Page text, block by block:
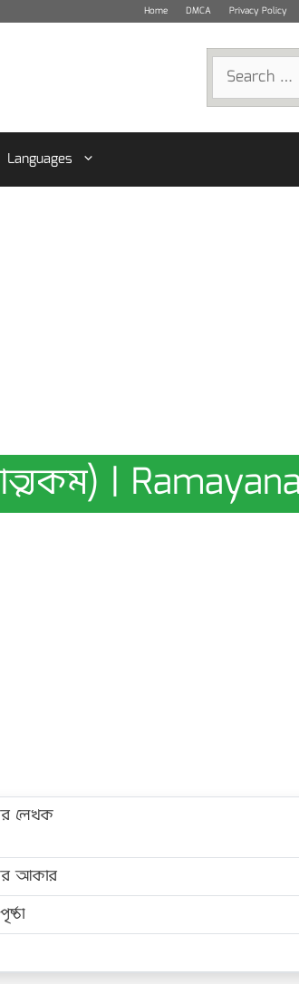
Home DMCA Privacy Policy
Search
for:
Languages
|
লেখক
আকার